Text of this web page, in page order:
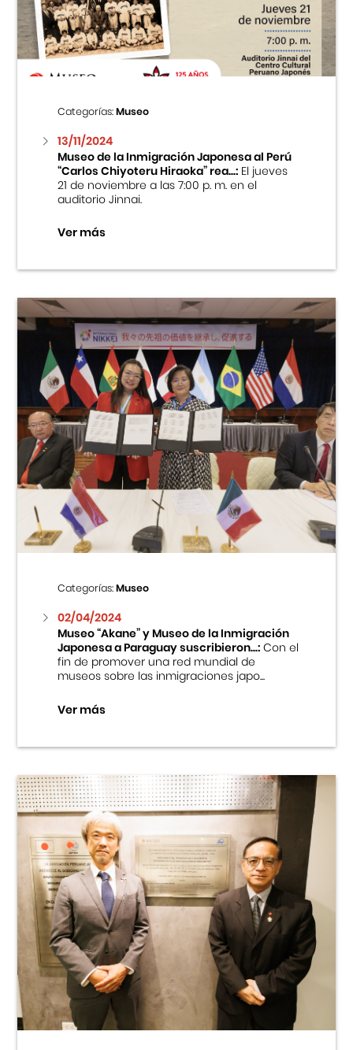
Centro Cultural Peruano Japonés
Cursos
Museo de la Inmigración Japonesa
Fondo Editorial
Teatro Peruano Japonés
Categorías:Museo
13/11/2024
Museo de la Inmigración Japonesa al Perú
“Carlos Chiyoteru Hiraoka” rea...:El jueves
21 de noviembre a las 7:00 p. m. en el
auditorio Jinnai.
Ver más
Categorías:Museo
02/04/2024
Museo “Akane” y Museo de la Inmigración
Japonesa a Paraguay suscribieron...:Con el
fin de promover una red mundial de
museos sobre las inmigraciones japo...
Ver más